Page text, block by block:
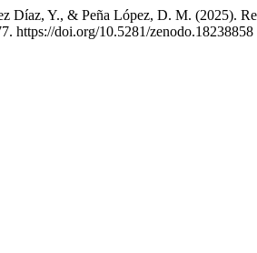
Díaz, Y., & Peña López, D. M. (2025).
https://doi.org/10.5281/zenodo.18238858